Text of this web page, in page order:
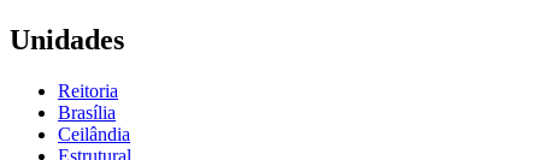
Unidades
Reitoria
Brasília
Ceilândia
Estrutural